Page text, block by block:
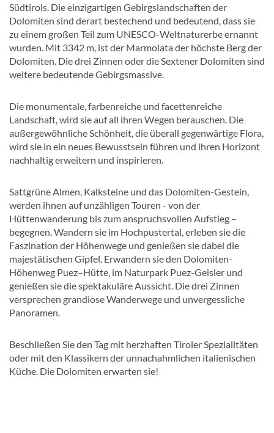
Südtirols. Die einzigartigen Gebirgslandschaften der
Dolomiten sind derart bestechend und bedeutend, dass sie
zu einem großen Teil zum UNESCO-Weltnaturerbe ernannt
wurden. Mit 3342 m, ist der Marmolata der höchste Berg der
Dolomiten. Die drei Zinnen oder die Sextener Dolomiten sind
weitere bedeutende Gebirgsmassive.
Die monumentale, farbenreiche und facettenreiche
Landschaft, wird sie auf all ihren Wegen berauschen. Die
außergewöhnliche Schönheit, die überall gegenwärtige Flora,
wird sie in ein neues Bewusstsein führen und ihren Horizont
nachhaltig erweitern und inspirieren.
Sattgrüne Almen, Kalksteine und das Dolomiten-Gestein,
werden ihnen auf unzähligen Touren - von der
Hüttenwanderung bis zum anspruchsvollen Aufstieg –
begegnen. Wandern sie im Hochpustertal, erleben sie die
Faszination der Höhenwege und genießen sie dabei die
majestätischen Gipfel. Erwandern sie den Dolomiten-
Höhenweg Puez–Hütte, im Naturpark Puez-Geisler und
genießen sie die spektakuläre Aussicht. Die drei Zinnen
versprechen grandiose Wanderwege und unvergessliche
Panoramen.
Beschließen Sie den Tag mit herzhaften Tiroler Spezialitäten
oder mit den Klassikern der unnachahmlichen italienischen
Küche. Die Dolomiten erwarten sie!